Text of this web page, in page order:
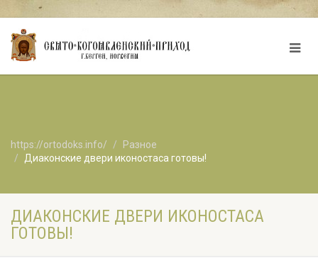
https://ortodoks.info/
Разное
Диаконские двери иконостаса готовы!
ДИАКОНСКИЕ ДВЕРИ ИКОНОСТАСА
ГОТОВЫ!